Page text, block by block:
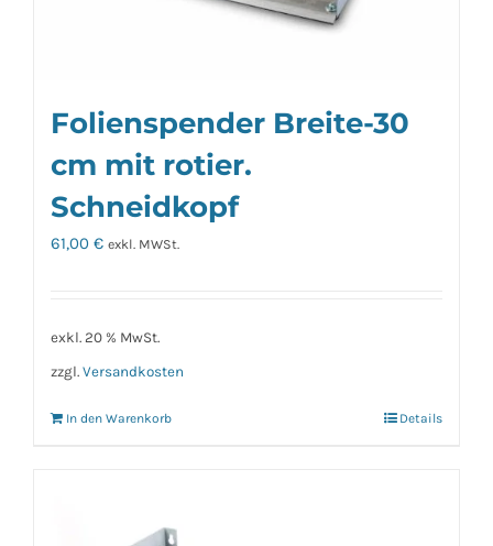
Folienspender Breite-30
cm mit rotier.
Schneidkopf
61,00 € exkl. MWSt.
exkl. 20 % MwSt.
zzgl. Versandkosten
In den Warenkorb Details